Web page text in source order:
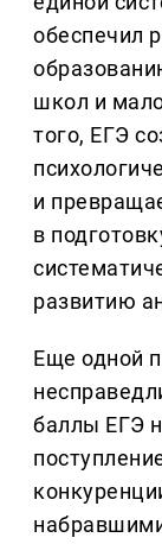
обеспечил
школ и
того, ЕГЭ
и
в
развитию
Еще одной
баллы ЕГЭ